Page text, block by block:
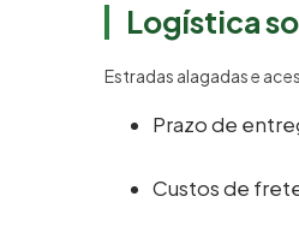
Logística
Estradas alagadas e
Prazo de
Custos de